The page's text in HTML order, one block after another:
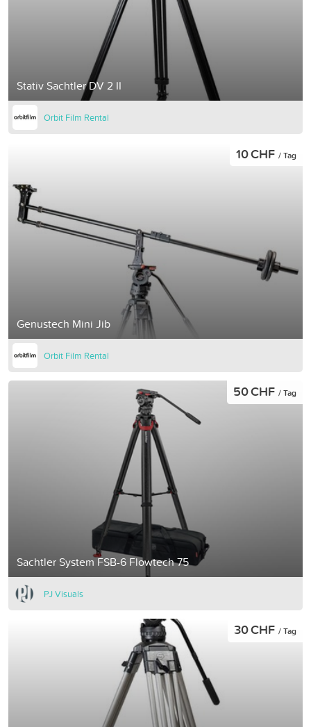
Stativ Sachtler DV 2 II
Orbit Film Rental
Genustech Mini Jib
10 CHF / Tag
Orbit Film Rental
Sachtler System FSB-6 Flowtech 75
50 CHF / Tag
PJ Visuals
30 CHF / Tag